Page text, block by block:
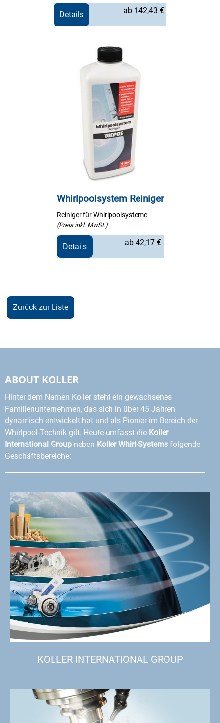
Details ab 142,43 €
Whirlpoolsystem Reiniger
Reiniger für Whirlpoolsysteme
(Preis inkl. MwSt.)
Details ab 42,17 €
Zurück zur Liste
ABOUT KOLLER
Hinter dem Namen Koller steht ein gewachsenes
Familienunternehmen, das sich in über 45 Jahren
dynamisch entwickelt hat und als Pionier im Bereich der
Whirlpool-Technik gilt. Heute umfasst die Koller
International Group neben Koller Whirl-Systems folgende
Geschäftsbereiche:
KOLLER INTERNATIONAL GROUP